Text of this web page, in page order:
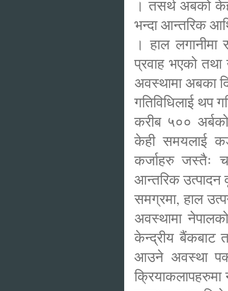
। तसर्थ अबको
भन्दा आन्तरिक
। हाल लगानीमा
प्रवाह भएको तथा
अवस्थामा अबका
गतिविधिलाई थप
करीब ५०० अर्बको
केही समयलाई
कर्जाहरु जस्तैः
आन्तरिक उत्पादन
समग्रमा, हाल
अवस्थामा
केन्द्रीय बैंकबाट
आउने अवस्था